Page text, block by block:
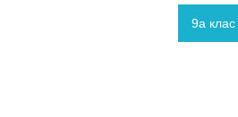
9а клас